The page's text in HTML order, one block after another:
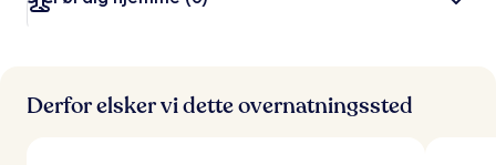
Derfor elsker vi dette overnatningssted